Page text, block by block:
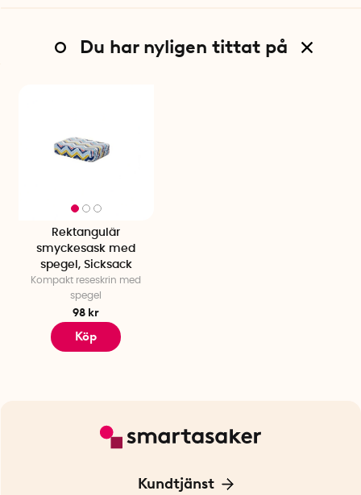
Du har nyligen tittat på
Rektangulär
smyckesask med
spegel, Sicksack
Kompakt reseskrin med
spegel
98 kr
Köp
Kundtjänst